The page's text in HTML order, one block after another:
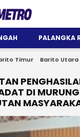
PALANGKA
Timur Barito Utara
DI